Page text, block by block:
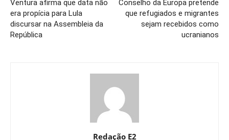
Ventura afirma que data não
era propícia para Lula
discursar na Assembleia da
República
Conselho da Europa pretende
que refugiados e migrantes
sejam recebidos como
ucranianos
Redação E2